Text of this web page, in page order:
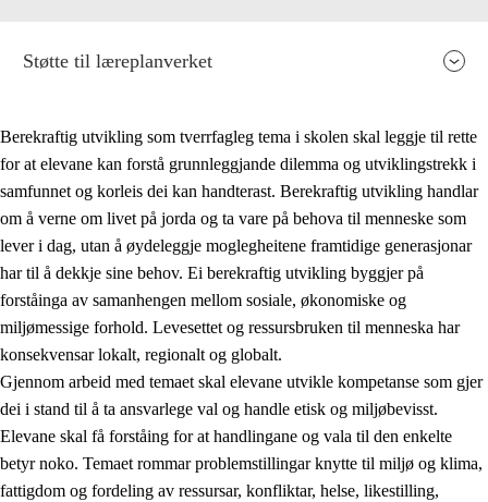
2. Prinsipp for læring, utvikling og danning
2.1 Sosial læring og utvikling
2.2 Kompetanse i faga
2.3 Grunnleggjande ferdigheiter
Støtte til læreplanverket
Berekraftig utvikling som tverrfagleg tema i skolen skal leggje til rette
for at elevane kan forstå grunnleggjande dilemma og utviklingstrekk i
samfunnet og korleis dei kan handterast. Berekraftig utvikling handlar
om å verne om livet på jorda og ta vare på behova til menneske som
lever i dag, utan å øydeleggje moglegheitene framtidige generasjonar
har til å dekkje sine behov. Ei berekraftig utvikling byggjer på
forståinga av samanhengen mellom sosiale, økonomiske og
miljømessige forhold. Levesettet og ressursbruken til menneska har
konsekvensar lokalt, regionalt og globalt.
Gjennom arbeid med temaet skal elevane utvikle kompetanse som gjer
dei i stand til å ta ansvarlege val og handle etisk og miljøbevisst.
Elevane skal få forståing for at handlingane og vala til den enkelte
betyr noko. Temaet rommar problemstillingar knytte til miljø og klima,
fattigdom og fordeling av ressursar, konfliktar, helse, likestilling,